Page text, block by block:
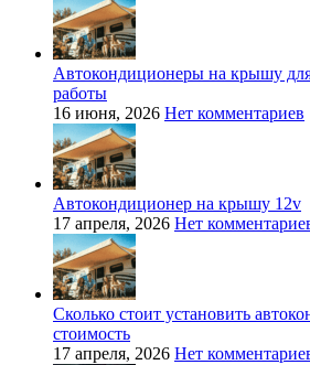
Автокондиционеры на крышу
работы
16 июня, 2026 Нет комментариев
Автокондиционер на крышу 12v
17 апреля, 2026 Нет
Сколько стоит установить
стоимость
17 апреля, 2026 Нет